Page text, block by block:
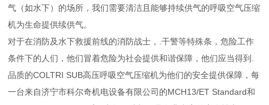
气（如水下）的场所，我们需要清洁且能够持续供气的呼吸空气压缩
机为生命提供续供气。
对于在消防及水下救援前线的消防战士，.干警等特殊条，危险工作
条件下的人们，他们冒着危险为社会提供和谐保障，他们应当得到.
品质的COLTRI SUB高压呼吸空气压缩机为他们的安全提供保障，每
一台来自济宁市科尔奇机电设备有限公司的MCH13/ET Standard和